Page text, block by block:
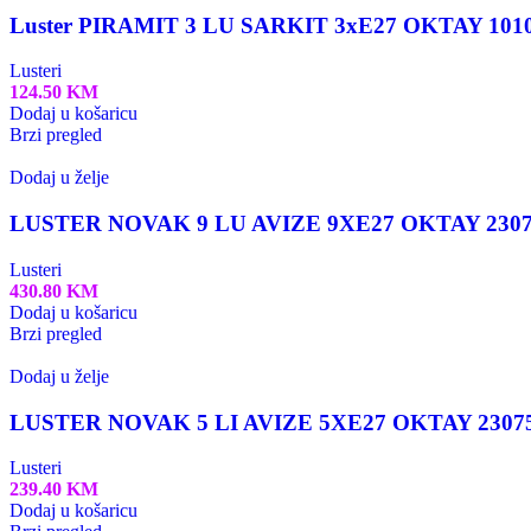
Luster PIRAMIT 3 LU SARKIT 3xE27 OKTAY
Lusteri
124.50 KM
Dodaj u košaricu
Brzi pregled
Dodaj u želje
LUSTER NOVAK 9 LU AVIZE 9XE27 OKTAY
Lusteri
430.80 KM
Dodaj u košaricu
Brzi pregled
Dodaj u želje
LUSTER NOVAK 5 LI AVIZE 5XE27 OKTAY
Lusteri
239.40 KM
Dodaj u košaricu